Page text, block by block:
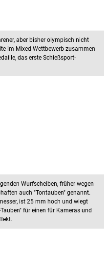
aber bisher olympisch nicht
im Mixed-Wettbewerb zusammen
das erste Schießsport-
Wurfscheiben, früher wegen
auch "Tontauben" genannt.
ist 25 mm hoch und wiegt
für einen für Kameras und